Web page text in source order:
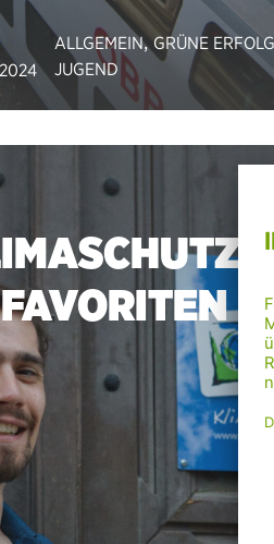
ALLGEMEIN,GRÜNE
JUGEND